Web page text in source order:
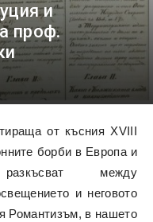
и
проф.
от късния XVIII
борби в Европа и
между
и неговото
Романтизъм, в нашето